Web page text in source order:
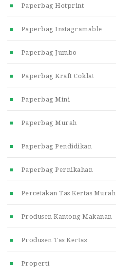
Paperbag Hotprint
Paperbag Instagramable
Paperbag Jumbo
Paperbag Kraft Coklat
Paperbag Mini
Paperbag Murah
Paperbag Pendidikan
Paperbag Pernikahan
Percetakan Tas Kertas Murah
Produsen Kantong Makanan
Produsen Tas Kertas
Properti